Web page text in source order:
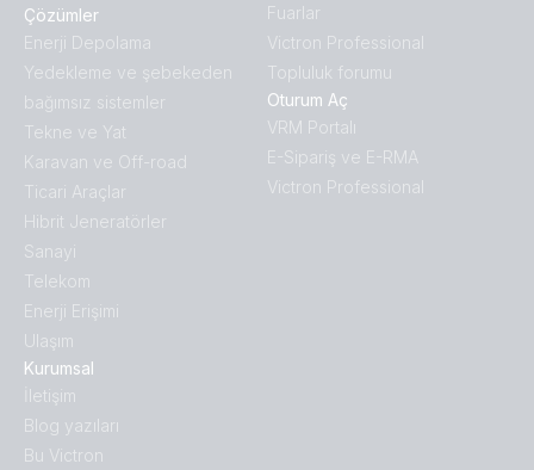
Çözümler
Enerji Depolama
Yedekleme ve şebekeden
bağımsız sistemler
Tekne ve Yat
Karavan ve Off-road
Ticari Araçlar
Hibrit Jeneratörler
Sanayi
Telekom
Enerji Erişimi
Ulaşım
Kurumsal
İletişim
Blog yazıları
Bu Victron
Fuarlar
Victron Professional
Topluluk forumu
Oturum Aç
VRM Portalı
E-Sipariş ve E-RMA
Victron Professional